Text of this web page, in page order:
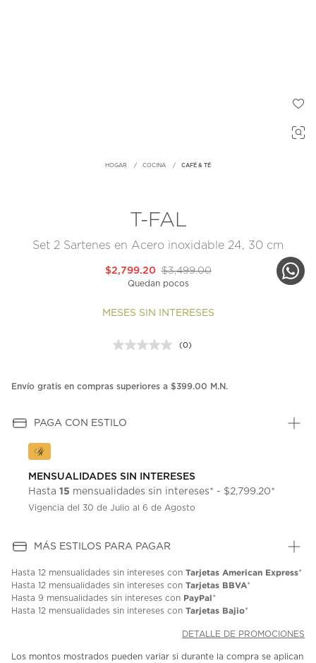
HOGAR COCINA CAFÉ & TÉ
T-FAL
Set 2 Sartenes en Acero inoxidable 24, 30 cm
$3,499.00
$2,799.20
Quedan pocos
MESES SIN INTERESES
Sin
en
(0)
Envío gratis en compras superiores a $399.00 M.N.
PAGA CON ESTILO
MENSUALIDADES SIN INTERESES
Hasta 15 mensualidades sin intereses* - $2,799.20*
Vigencia del 30 de Julio al 6 de Agosto
MÁS ESTILOS PARA PAGAR
Hasta 12 mensualidades sin intereses con Tarjetas American Express*
Hasta 12 mensualidades sin intereses con Tarjetas BBVA*
Hasta 9 mensualidades sin intereses con PayPal*
Hasta 12 mensualidades sin intereses con Tarjetas Bajio*
DETALLE DE PROMOCIONES
Los montos mostrados pueden variar si durante la compra se aplican